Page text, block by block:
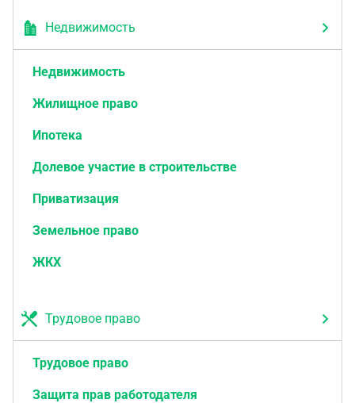
Недвижимость
Недвижимость
Жилищное право
Ипотека
Долевое участие в строительстве
Приватизация
Земельное право
ЖКХ
Трудовое право
Трудовое право
Защита прав работодателя